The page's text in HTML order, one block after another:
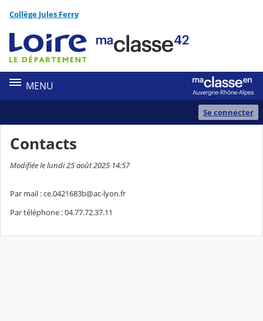
Contenu
Collège Jules Ferry
MENU
Se connecter
Contacts
Modifiée le lundi 25 août 2025 14:57
Par mail : ce.0421683b@ac-lyon.fr
Par téléphone : 04.77.72.37.11